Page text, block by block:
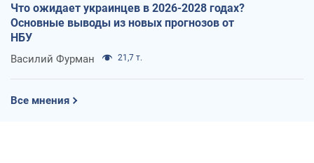
Что ожидает украинцев в 2026-2028 годах?
Основные выводы из новых прогнозов от
НБУ
Василий Фурман 21,7 т.
Все мнения